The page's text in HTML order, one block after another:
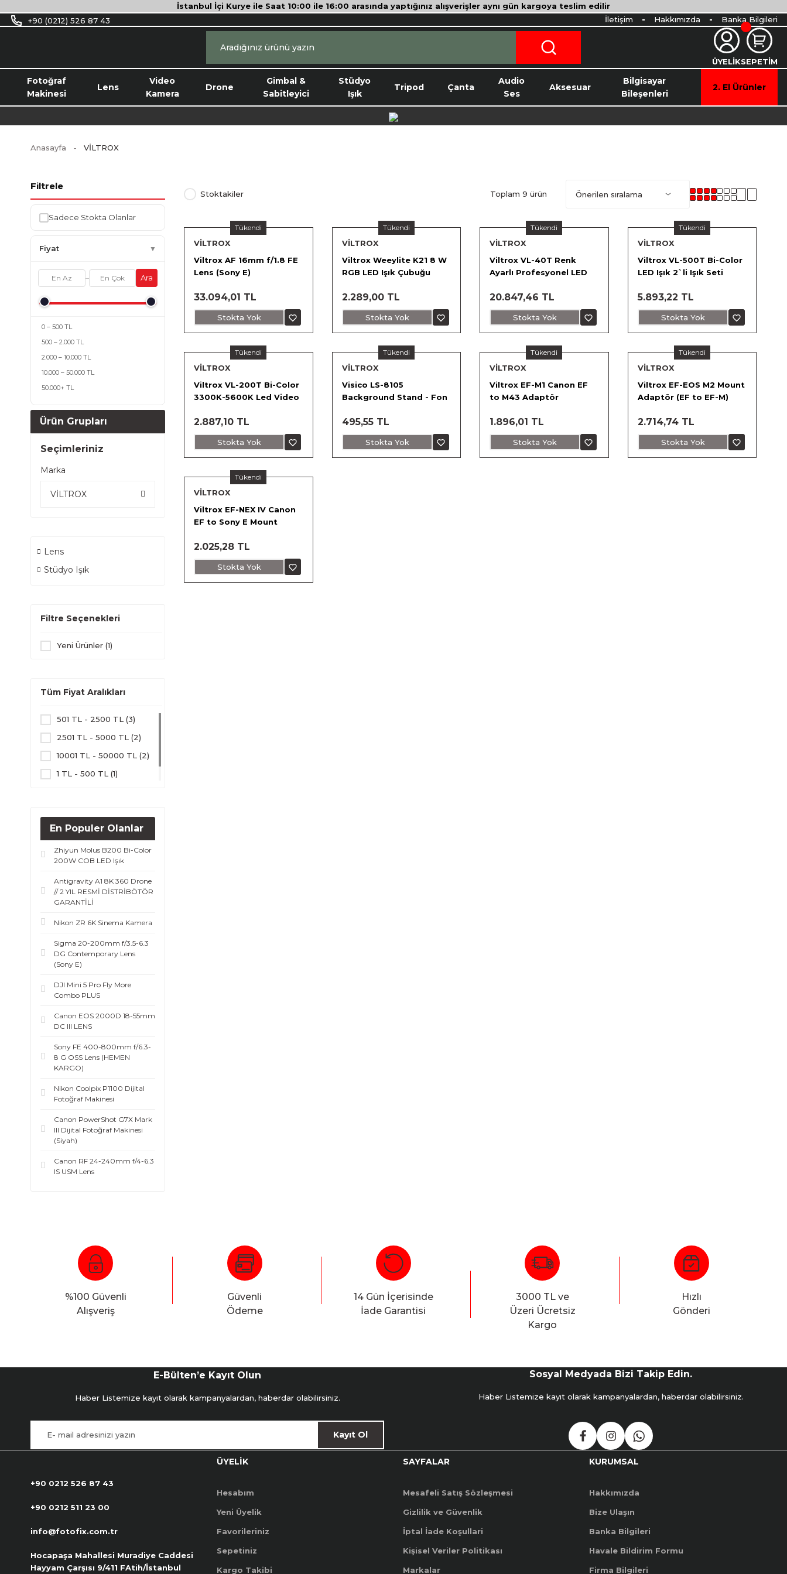
İstanbul İçi Kurye ile Saat 10:00 ile 16:00 arasında yaptığınız alışverişler aynı gün kargoya teslim edilir
+90 (0212) 526 87 43
İletişim Hakkımızda Banka Bilgileri
ÜYELİKSEPETİM
Fotoğraf
Makinesi
Lens
Video
Kamera
Drone
Gimbal &
Sabitleyici
Stüdyo
Işık
Tripod Çanta
Audio
Ses
Aksesuar
Bilgisayar
Bileşenleri
2. El Ürünler
Anasayfa VİLTROX
Filtrele
Sadece Stokta Olanlar
Fiyat ▼
– Ara
0 – 500 TL
500 – 2.000 TL
2.000 – 10.000 TL
10.000 – 50.000 TL
50.000+ TL
Ürün Grupları
Seçimleriniz
Marka
VİLTROX
Lens
Stüdyo Işık
Filtre Seçenekleri
Yeni Ürünler (1)
Tüm Fiyat Aralıkları
501 TL - 2500 TL (3)
2501 TL - 5000 TL (2)
10001 TL - 50000 TL (2)
1 TL - 500 TL (1)
En Populer Olanlar
Zhiyun Molus B200 Bi-Color
200W COB LED Işık
Antigravity A1 8K 360 Drone
// 2 YIL RESMİ DİSTRİBÖTÖR
GARANTİLİ
Nikon ZR 6K Sinema Kamera
Sigma 20-200mm f/3.5-6.3
DG Contemporary Lens
(Sony E)
DJI Mini 5 Pro Fly More
Combo PLUS
Canon EOS 2000D 18-55mm
DC III LENS
Sony FE 400-800mm f/6.3-
8 G OSS Lens (HEMEN
KARGO)
Nikon Coolpix P1100 Dijital
Fotoğraf Makinesi
Canon PowerShot G7X Mark
III Dijital Fotoğraf Makinesi
(Siyah)
Canon RF 24-240mm f/4-6.3
IS USM Lens
Stoktakiler Toplam 9 ürün
Tükendi
VİLTROX
Viltrox AF 16mm f/1.8 FE
Lens (Sony E)
33.094,01 TL
Stokta Yok
Tükendi
VİLTROX
Viltrox Weeylite K21 8 W
RGB LED Işık Çubuğu
2.289,00 TL
Stokta Yok
Tükendi
VİLTROX
Viltrox VL-40T Renk
Ayarlı Profesyonel LED
20.847,46 TL
Stokta Yok
Tükendi
VİLTROX
Viltrox VL-500T Bi-Color
LED Işık 2`li Işık Seti
5.893,22 TL
Stokta Yok
Tükendi
VİLTROX
Viltrox VL-200T Bi-Color
3300K-5600K Led Video
2.887,10 TL
Stokta Yok
Tükendi
VİLTROX
Visico LS-8105
Background Stand - Fon
495,55 TL
Stokta Yok
Tükendi
VİLTROX
Viltrox EF-M1 Canon EF
to M43 Adaptör
1.896,01 TL
Stokta Yok
Tükendi
VİLTROX
Viltrox EF-EOS M2 Mount
Adaptör (EF to EF-M)
2.714,74 TL
Stokta Yok
Tükendi
VİLTROX
Viltrox EF-NEX IV Canon
EF to Sony E Mount
2.025,28 TL
Stokta Yok
%100 Güvenli
Alışveriş
Güvenli
Ödeme
14 Gün İçerisinde
İade Garantisi
3000 TL ve
Üzeri Ücretsiz
Kargo
Hızlı
Gönderi
E-Bülten’e Kayıt Olun
Haber Listemize kayıt olarak kampanyalardan, haberdar olabilirsiniz.
Kayıt Ol
Sosyal Medyada Bizi Takip Edin.
Haber Listemize kayıt olarak kampanyalardan, haberdar olabilirsiniz.
+90 0212 526 87 43
+90 0212 511 23 00
info@fotofix.com.tr
Hocapaşa Mahallesi Muradiye Caddesi
Hayyam Çarşısı 9/411 FAtih/İstanbul
ÜYELİK
Hesabım
Yeni Üyelik
Favorileriniz
Sepetiniz
Kargo Takibi
SAYFALAR
Mesafeli Satış Sözleşmesi
Gizlilik ve Güvenlik
İptal İade Koşullari
Kişisel Veriler Politikası
Markalar
KURUMSAL
Hakkımızda
Bize Ulaşın
Banka Bilgileri
Havale Bildirim Formu
Firma Bilgileri